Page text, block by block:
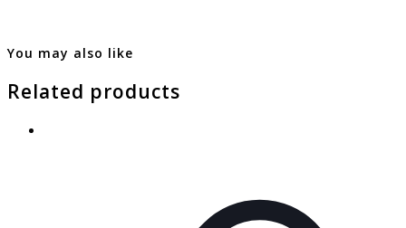
You may also like
Related products